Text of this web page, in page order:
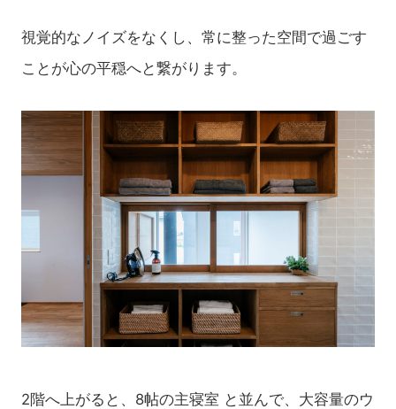
視覚的なノイズをなくし、常に整った空間で過ごす
ことが心の平穏へと繋がります。
2階へ上がると、8帖の主寝室 と並んで、大容量のウ